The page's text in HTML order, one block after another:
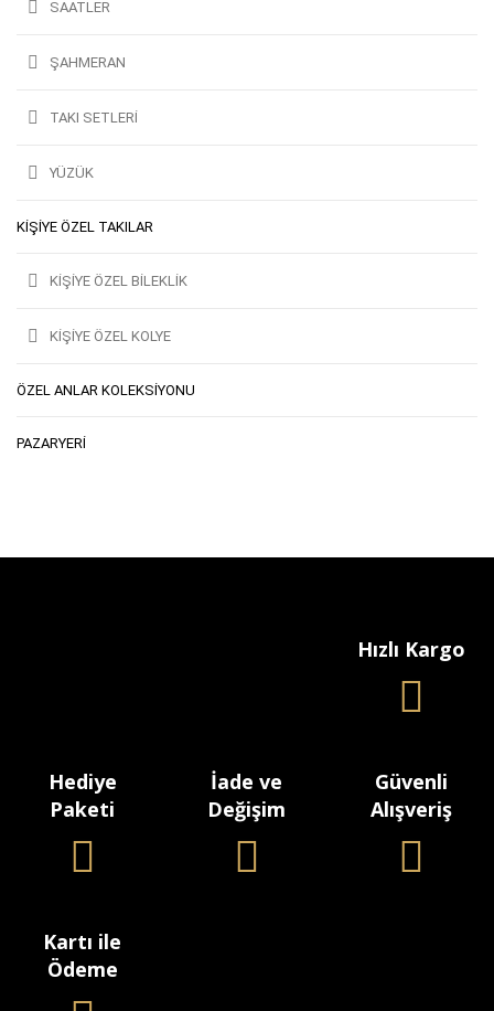
SAATLER
ŞAHMERAN
TAKI SETLERI
YÜZÜK
KIŞIYE ÖZEL TAKILAR
KIŞIYE ÖZEL BILEKLIK
KIŞIYE ÖZEL KOLYE
ÖZEL ANLAR KOLEKSİYONU
PAZARYERI
Hızlı Kargo
Hediye
Paketi
İade ve
Değişim
Güvenli
Alışveriş
Kartı ile
Ödeme